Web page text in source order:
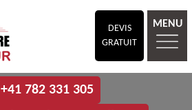
DEVIS
GRATUIT
MENU
+41 782 331 305